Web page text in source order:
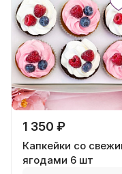
1 350 ₽
Капкейки со
ягодами 6 шт